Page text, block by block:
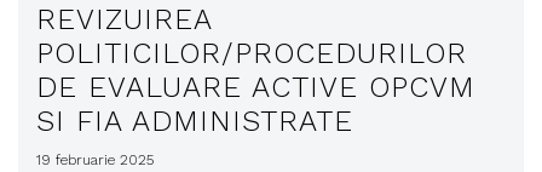
REVIZUIREA
POLITICILOR/PROCEDURILOR
DE EVALUARE ACTIVE OPCVM
SI FIA ADMINISTRATE
19 februarie 2025